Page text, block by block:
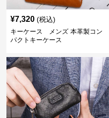
¥7,320 (税込)
キーケース メンズ 本革製コン
パクトキーケース